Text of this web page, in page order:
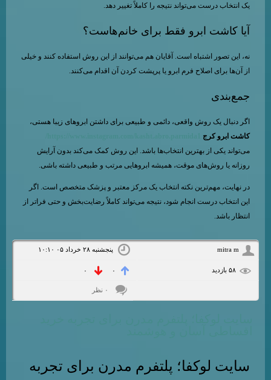
یک انتخاب درست می‌تواند نتیجه را کاملاً تغییر دهد.
آیا کاشت ابرو فقط برای خانم‌هاست؟
نه، این تصور اشتباه است. آقایان هم می‌توانند از این روش استفاده کنند و خیلی
از آن‌ها برای اصلاح فرم ابرو یا پرپشت کردن آن اقدام می‌کنند.
جمع‌بندی
اگر دنبال یک روش واقعی، دائمی و طبیعی برای داشتن ابروهای زیبا هستی،
کاشت ابرو کرج
می‌تواند یکی از بهترین انتخاب‌ها باشد. این روش کمک می‌کند بدون آرایش
روزانه یا روش‌های موقت، همیشه ابروهایی مرتب و طبیعی داشته باشی.
در نهایت، مهم‌ترین نکته انتخاب یک مرکز معتبر و پزشک متخصص است. اگر
این انتخاب درست انجام شود، نتیجه می‌تواند کاملاً رضایت‌بخش و حتی فراتر از
انتظار باشد.
mitra m پنجشنبه ۲۸ خرداد ۰۵ ۱۰:۱۰
۰ ۰
۰ نظر
سایت لوکفا؛ پلتفرم مدرن برای تجربه